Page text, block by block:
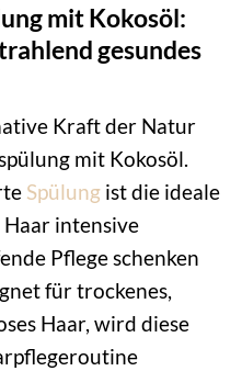
mit Kokosöl:
gesundes
Kraft der Natur
mit Kokosöl.
Spülung ist die ideale
intensive
Pflege schenken
für trockenes,
Haar, wird diese